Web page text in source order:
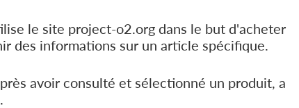
le site project-o2.org dans le but d'acheter
des informations sur un article spécifique.
avoir consulté et sélectionné un produit, a